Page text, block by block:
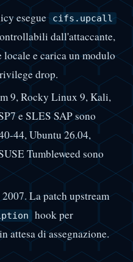
esegue cifs.upcall
dall'attaccante,
locale e carica un modulo
drop.
9, Rocky Linux 9, Kali,
e SLES SAP sono
44, Ubuntu 26.04,
Tumbleweed sono
La patch upstream
hook per
attesa di assegnazione.